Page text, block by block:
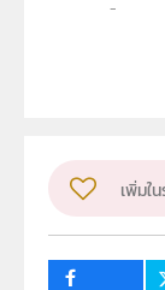
ระดับชั้น
กลุ่มเป้าหมาย
เพิ่มใ